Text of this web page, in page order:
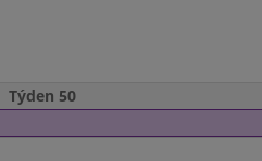
Týden 50